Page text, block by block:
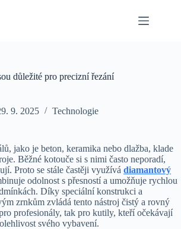
důležité pro precizní řezání
9. 2025 Technologie
jako je beton, keramika nebo dlažba, klade
Běžné kotouče si s nimi často neporadí,
Proto se stále častěji využívá diamantový
odolnost s přesností a umožňuje rychlou
Díky speciální konstrukci a
zrnkům zvládá tento nástroj čistý a rovný
profesionály, tak pro kutily, kteří očekávají
svého vybavení.